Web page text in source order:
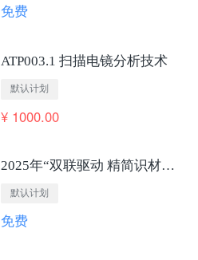
免费
ATP003.1 扫描电镜分析技术
默认计划
¥ 1000.00
2025年“双联驱动 精简识材”金相实验技术讲座
默认计划
免费